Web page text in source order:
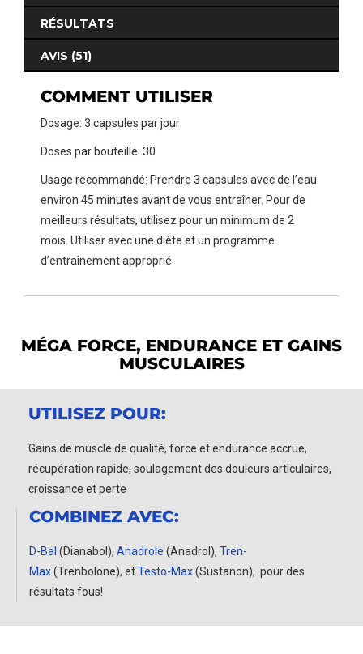
RÉSULTATS
AVIS (51)
COMMENT UTILISER
Dosage: 3 capsules par jour
Doses par bouteille: 30
Usage recommandé: Prendre 3 capsules avec de l’eau
environ 45 minutes avant de vous entraîner. Pour de
meilleurs résultats, utilisez pour un minimum de 2
mois. Utiliser avec une diète et un programme
d’entraînement approprié.
MÉGA FORCE, ENDURANCE ET GAINS
MUSCULAIRES
UTILISEZ POUR:
Gains de muscle de qualité, force et endurance accrue,
récupération rapide, soulagement des douleurs articulaires,
croissance et perte
COMBINEZ AVEC:
D-Bal (Dianabol), Anadrole (Anadrol), Tren-
Max(Trenbolone), etTesto-Max(Sustanon), pour des
résultats fous!